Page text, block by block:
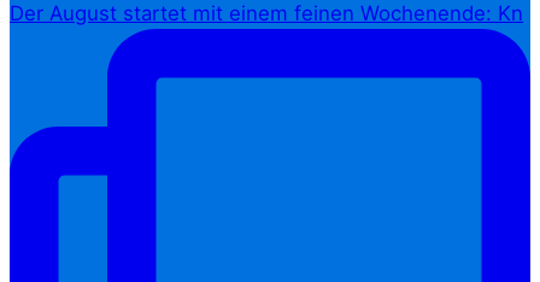
Der August startet mit einem feinen Wochenende: Kn